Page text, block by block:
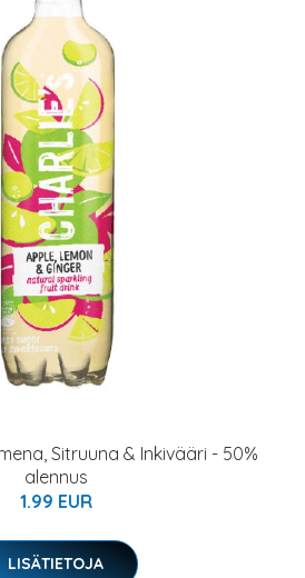
Sitruuna & Inkivääri - 50%
alennus
1.99 EUR
LISÄTIETOJA